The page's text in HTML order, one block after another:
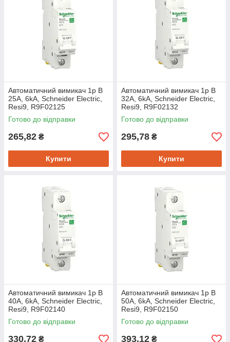
Автоматичний вимикач 1p B
25A, 6kA, Schneider Electric,
Resi9, R9F02125
Готово до відправки
265,82 ₴
Купити
Автоматичний вимикач 1p B
32A, 6kA, Schneider Electric,
Resi9, R9F02132
Готово до відправки
295,78 ₴
Купити
Автоматичний вимикач 1p B
40A, 6kA, Schneider Electric,
Resi9, R9F02140
Готово до відправки
330,72 ₴
Автоматичний вимикач 1p B
50A, 6kA, Schneider Electric,
Resi9, R9F02150
Готово до відправки
393,12 ₴